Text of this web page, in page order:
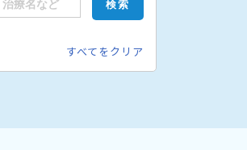
すべてをクリア